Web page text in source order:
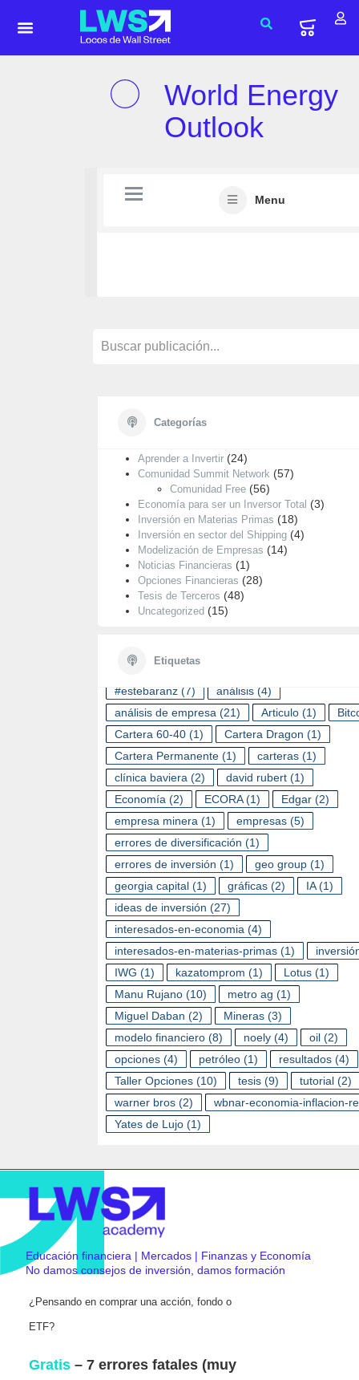
World Energy
Outlook
Menu
Categorías
Categorías
Aprender a Invertir (24)
Comunidad Summit Network (57)
Comunidad Free (56)
Economía para ser un Inversor Total (3)
Inversión en Materias Primas (18)
Inversión en sector del Shipping (4)
Modelización de Empresas (14)
Noticias Financieras (1)
Opciones Financieras (28)
Tesis de Terceros (48)
Uncategorized (15)
Etiquetas
ETIQUETAS
#estebaranz (7) análisis (4)
análisis de empresa (21) Articulo (1)
Cartera 60-40 (1) Cartera Dragon (1)
Cartera Permanente (1) carteras (1)
clínica baviera (2) david rubert (1)
Economía (2) ECORA(1) Edgar (2)
empresa minera (1) empresas (5)
errores de diversificación (1)
errores de inversión (1) geo group (1)
georgia capital (1) gráficas (2) IA(1)
ideas de inversión (27)
interesados-en-economia (4)
interesados-en-materias-primas (1)
IWG (1) kazatomprom (1) Lotus (1)
Manu Rujano (10) metro ag (1)
Miguel Daban (2) Mineras (3)
modelo financiero (8) noely (4) oil (2)
opciones (4) petróleo (1) resultados (4)
Taller Opciones (10) tesis (9) tutorial (2)
warner bros (2)
wbnar-economia-inflacion-
Yates de Lujo (1)
Educación financiera | Mercados | Finanzas y Economía
No damos consejos de inversión, damos formación
¿Pensando en comprar una acción, fondo o
ETF?
Gratis – 7 errores fatales (muy